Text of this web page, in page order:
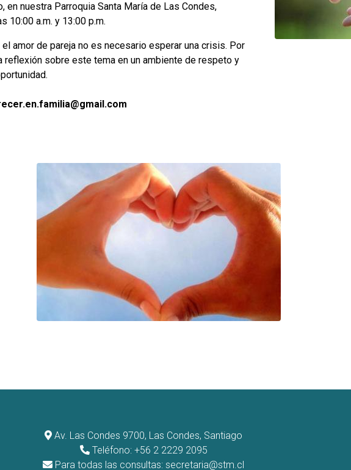
nuestra Parroquia Santa María de Las Condes,
10:00 a.m. y 13:00 p.m.
amor de pareja no es necesario esperar una crisis. Por
sobre este tema en un ambiente de respeto y
Av. Las Condes 9700, Las Condes, Santiago
Teléfono: +56 2 2229 2095
Para todas las consultas: secretaria@stm.cl